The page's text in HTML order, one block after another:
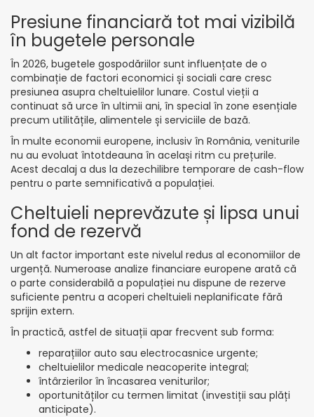
Presiune financiară tot mai vizibilă
în bugetele personale
În 2026, bugetele gospodăriilor sunt influențate de o
combinație de factori economici și sociali care cresc
presiunea asupra cheltuielilor lunare. Costul vieții a
continuat să urce în ultimii ani, în special în zone esențiale
precum utilitățile, alimentele și serviciile de bază.
În multe economii europene, inclusiv în România, veniturile
nu au evoluat întotdeauna în același ritm cu prețurile.
Acest decalaj a dus la dezechilibre temporare de cash-flow
pentru o parte semnificativă a populației.
Cheltuieli neprevăzute și lipsa unui
fond de rezervă
Un alt factor important este nivelul redus al economiilor de
urgență. Numeroase analize financiare europene arată că
o parte considerabilă a populației nu dispune de rezerve
suficiente pentru a acoperi cheltuieli neplanificate fără
sprijin extern.
În practică, astfel de situații apar frecvent sub forma:
reparațiilor auto sau electrocasnice urgente;
cheltuielilor medicale neacoperite integral;
întârzierilor în încasarea veniturilor;
oportunităților cu termen limitat (investiții sau plăți
anticipate).